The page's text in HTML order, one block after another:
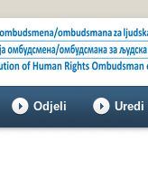
Odjeli Uredi